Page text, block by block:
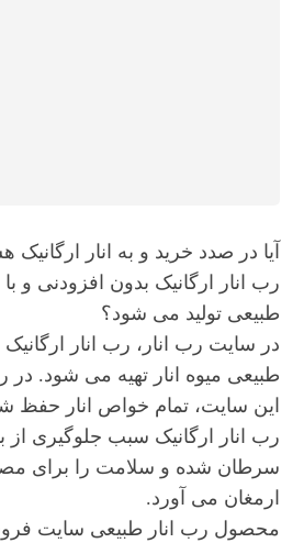
آیا در صدد خرید و به انار ارگانیک
رب انار ارگانیک بدون افزودنی و
طبیعی تولید می شود؟
در سایت رب انار، رب انار
طبیعی میوه انار تهیه می شود. در
این سایت، تمام خواص انار حفظ
رب انار ارگانیک سبب جلوگیری از
سرطان شده و سلامت را برای
ارمغان می آورد.